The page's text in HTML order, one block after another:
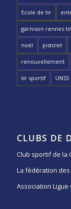
Ecole de tir
garnison rennes
noël pistolet
renouvellement
tir sportif UNSS
CLUBS DE
Club sportif de la
La fédération
Association